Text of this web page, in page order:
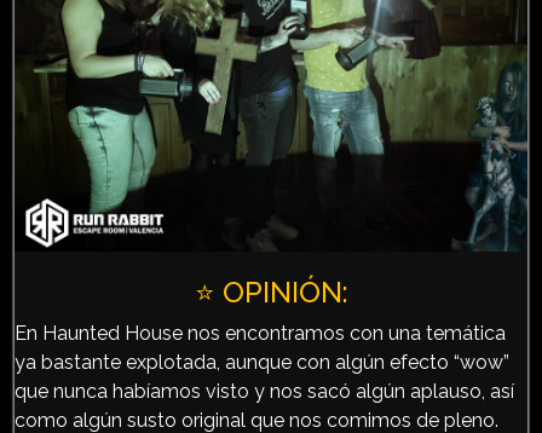
⭐️ OPINIÓN:
En Haunted House nos encontramos con una temática
ya bastante explotada, aunque con algún efecto “wow”
que nunca habíamos visto y nos sacó algún aplauso, así
como algún susto original que nos comimos de pleno.